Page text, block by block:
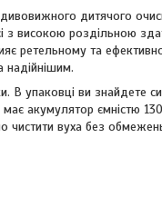
дитячого
роздільною
ретельному та
надійнішим.
В упаковці ви знайдете
має акумулятор ємністю
вуха без